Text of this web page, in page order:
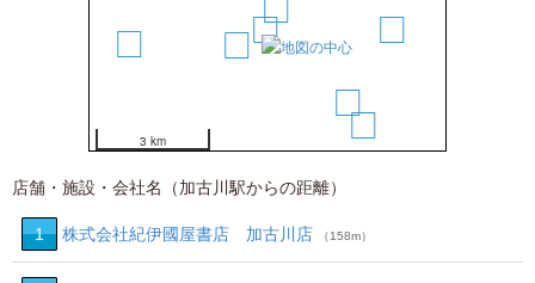
1
3 km
店舗・施設・会社名（加古川駅からの距離）
1 株式会社紀伊國屋書店 加古川店 （158m）